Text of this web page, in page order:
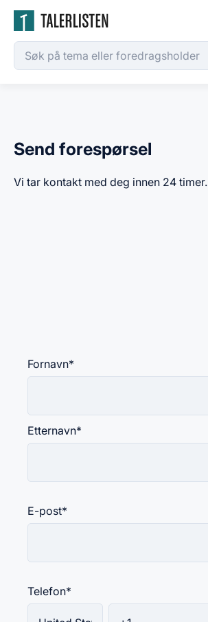
Send forespørsel
Vi tar kontakt med deg innen 24 timer.
Fornavn*
Etternavn*
E-post*
Telefon*